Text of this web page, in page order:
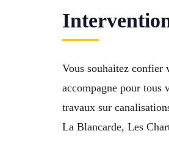
Vous souhaitez confier
accompagne pour tous
travaux sur
La Blancarde, Les